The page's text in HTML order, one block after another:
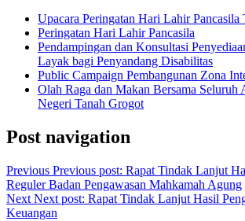
Upacara Peringatan Hari Lahir Pancasila
Peringatan Hari Lahir Pancasila
Pendampingan dan Konsultasi
Layak bagi Penyandang Disabilitas
Public Campaign Pembangunan Zona
Olah Raga dan Makan Bersama Seluruh
Negeri Tanah Grogot
Post navigation
Previous Previous post: Rapat Tindak Lanjut
Reguler Badan Pengawasan Mahkamah Agung
Next Next post: Rapat Tindak Lanjut Hasil
Keuangan